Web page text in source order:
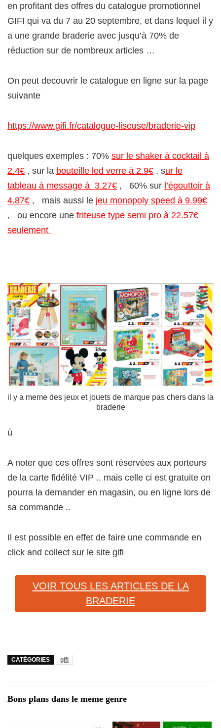
en profitant des offres du catalogue promotionnel
GIFI qui va du 7 au 20 septembre, et dans lequel il y
a une grande braderie avec jusqu’à 70% de
réduction sur de nombreux articles …
On peut decouvrir le catalogue en ligne sur la page
suivante
https://www.gifi.fr/catalogue-liseuse/braderie-vip
quelques exemples : 70% sur le shaker à cocktail à
2.4€ , sur la bouteille led verre à 2.9€ , sur le
tableau à message à 3.27€ , 60% sur l’égouttoir à
4.87€ , mais aussi le jeu monopoly speed à 9.99€
, ou encore une friteuse type semi pro à 22.57€
seulement
il y a meme des jeux et jouets de marque pas chers dans la
braderie
ù
A noter que ces offres sont réservées aux porteurs
de la carte fidélité VIP .. mais celle ci est gratuite on
pourra la demander en magasin, ou en ligne lors de
sa commande ..
Il est possible en effet de faire une commande en
click and collect sur le site gifi
VOIR TOUS LES ARTICLES DE LA
BRADERIE
CATÉGORIES gifi
Bons plans dans le meme genre